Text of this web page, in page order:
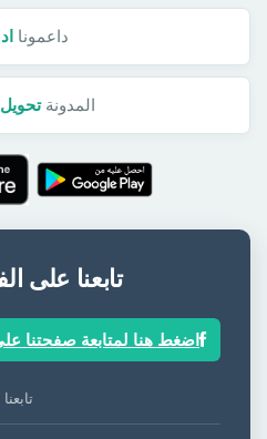
داعمونا
المدونة
تابعنا على
اضغط هنا لمتابعة صفحتنا
تابعنا